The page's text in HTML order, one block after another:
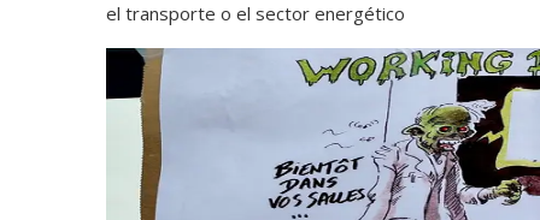
el transporte o el sector energético